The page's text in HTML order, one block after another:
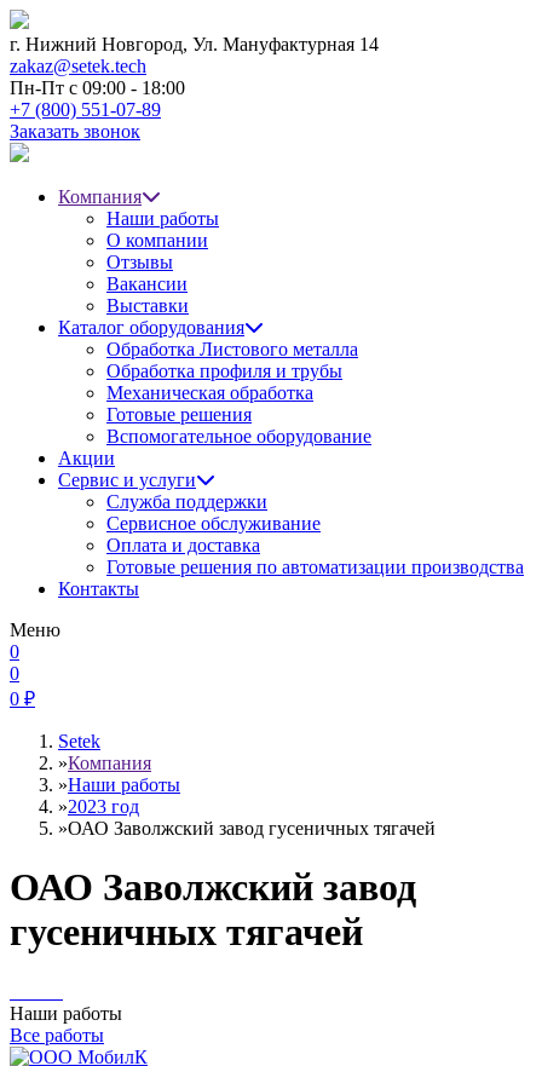
г. Нижний Новгород, Ул. Мануфактурная 14
zakaz@setek.tech
Пн-Пт с 09:00 - 18:00
+7 (800) 551-07-89
Заказать звонок
Компания
Наши работы
О компании
Отзывы
Вакансии
Выставки
Каталог оборудования
Обработка Листового металла
Обработка профиля и трубы
Механическая обработка
Готовые решения
Вспомогательное оборудование
Акции
Сервис и услуги
Служба поддержки
Сервисное обслуживание
Оплата и доставка
Готовые решения по автоматизации производства
Контакты
Меню
0
0
0 ₽
Setek
»Компания
»Наши работы
»2023 год
»ОАО Заволжский завод гусеничных тягачей
ОАО Заволжский завод
гусеничных тягачей
Наши работы
Все работы